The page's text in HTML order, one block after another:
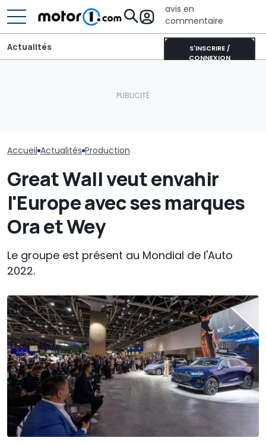
avis en
commentaire
S'INSCRIRE /
CONNEXION
Actualités
Accueil Actualités Production
Great Wall veut envahir
l'Europe avec ses marques
Ora et Wey
Le groupe est présent au Mondial de l'Auto
2022.